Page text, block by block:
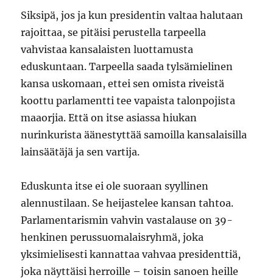
Siksipä, jos ja kun presidentin valtaa halutaan
rajoittaa, se pitäisi perustella tarpeella
vahvistaa kansalaisten luottamusta
eduskuntaan. Tarpeella saada tylsämielinen
kansa uskomaan, ettei sen omista riveistä
koottu parlamentti tee vapaista talonpojista
maaorjia. Että on itse asiassa hiukan
nurinkurista äänestyttää samoilla kansalaisilla
lainsäätäjä ja sen vartija.
Eduskunta itse ei ole suoraan syyllinen
alennustilaan. Se heijastelee kansan tahtoa.
Parlamentarismin vahvin vastalause on 39-
henkinen perussuomalaisryhmä, joka
yksimielisesti kannattaa vahvaa presidenttiä,
joka näyttäisi herroille – toisin sanoen heille